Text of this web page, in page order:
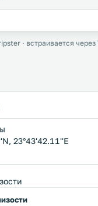
· встраивается
23°43'42.11''E